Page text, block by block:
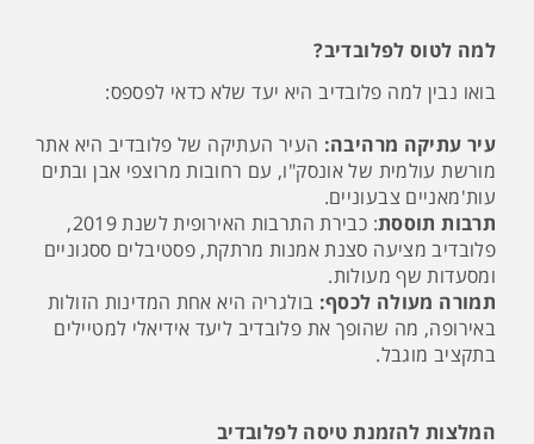
למה לטוס לפלובדיב?
בואו נבין למה פלובדיב היא יעד שלא כדאי לפספס:
עיר עתיקה מרהיבה: העיר העתיקה של פלובדיב היא אתר
מורשת עולמית של אונסק"ו, עם רחובות מרוצפי אבן ובתים
עות'מאניים צבעוניים.
תרבות תוססת
: כבירת התרבות האירופית לשנת 2019,
פלובדיב מציעה סצנת אמנות מרתקת, פסטיבלים ססגוניים
ומסעדות שף מעולות.
תמורה מעולה לכסף: בולגריה היא אחת המדינות הזולות
באירופה, מה שהופך את פלובדיב ליעד אידיאלי למטיילים
בתקציב מוגבל.
המלצות להזמנת טיסה לפלובדיב